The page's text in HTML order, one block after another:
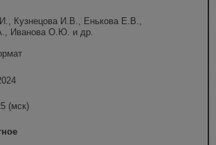
Кузнецова И.В., Енькова Е.В.,
Иванова О.Ю. и др.
(мск)